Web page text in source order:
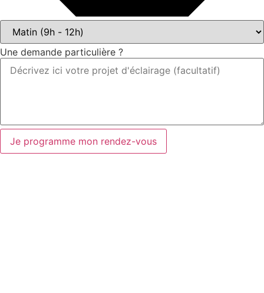
Une demande particulière ?
Je programme mon rendez-vous